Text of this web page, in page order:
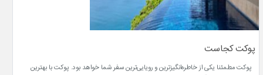
پوکت کجاست
پوکت مطمئنا یکی از خاطره‌انگیزترین و رویایی‌ترین سفر شما خواهد بود. پوکت با بهترین